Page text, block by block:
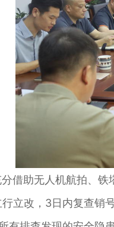
助无人机航拍、铁
立改，3日内复查销